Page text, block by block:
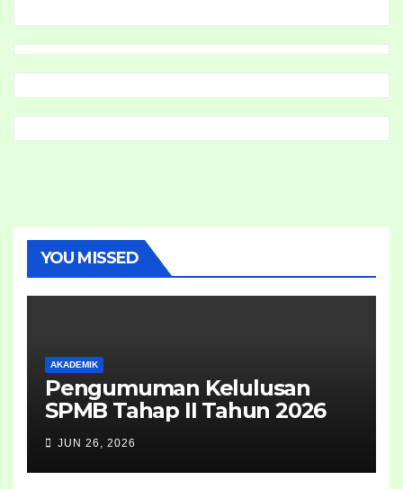
YOU MISSED
AKADEMIK
Pengumuman Kelulusan
SPMB Tahap II Tahun 2026
JUN 26, 2026